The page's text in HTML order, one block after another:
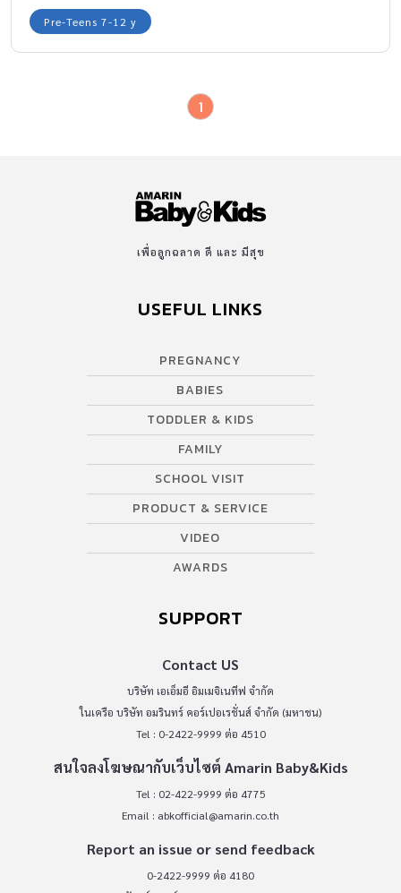
Pre-Teens 7-12 y
1
เพื่อลูกฉลาด ดี และ มีสุข
USEFUL LINKS
PREGNANCY
BABIES
TODDLER & KIDS
FAMILY
SCHOOL VISIT
PRODUCT & SERVICE
VIDEO
AWARDS
SUPPORT
Contact US
บริษัท เอเอ็มอี อิมเมจิเนทีฟ จำกัด
ในเครือ บริษัท อมรินทร์ คอร์เปอเรชั่นส์ จำกัด (มหาชน)
Tel : 0-2422-9999 ต่อ 4510
สนใจลงโฆษณากับเว็บไซต์ Amarin Baby&Kids
Tel : 02-422-9999 ต่อ 4775
Email : abkofficial@amarin.co.th
Report an issue or send feedback
0-2422-9999 ต่อ 4180